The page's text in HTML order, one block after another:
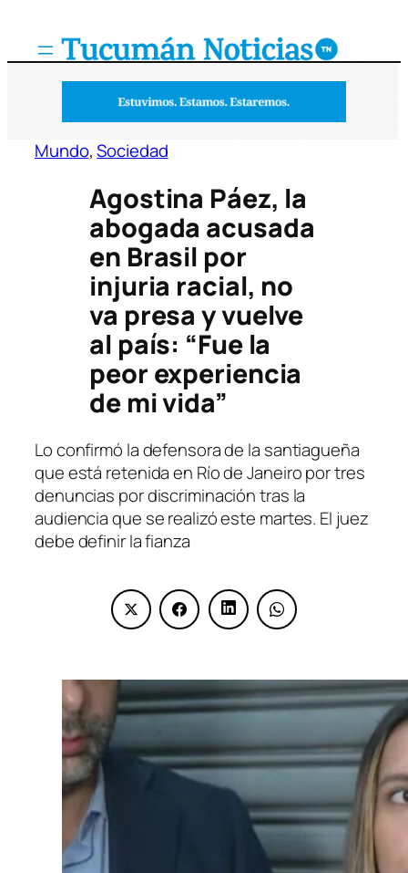
Mundo, Sociedad
Agostina Páez, la
abogada acusada
en Brasil por
injuria racial, no
va presa y vuelve
al país: “Fue la
peor experiencia
de mi vida”
Lo confirmó la defensora de la santiagueña
que está retenida en Río de Janeiro por tres
denuncias por discriminación tras la
audiencia que se realizó este martes. El juez
debe definir la fianza